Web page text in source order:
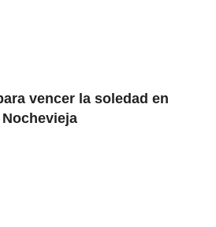
vencer la soledad en
Nochevieja